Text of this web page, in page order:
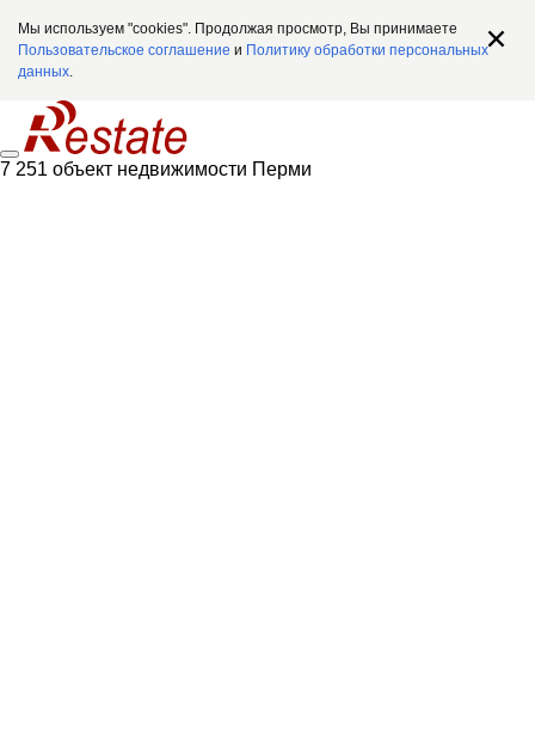
Мы используем "cookies". Продолжая просмотр, Вы принимаете
Пользовательское соглашение и Политику обработки персональных
данных.
7 251 объект недвижимости Перми